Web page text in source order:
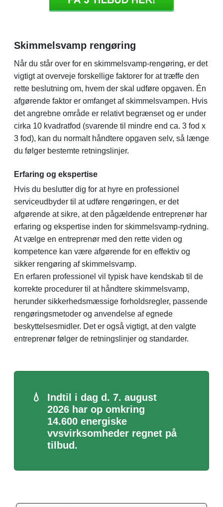
Skimmelsvamp rengøring
Når du står over for en skimmelsvamp-rengøring, er det
vigtigt at overveje forskellige faktorer for at træffe den
rette beslutning om, hvem der skal udføre opgaven. Én
afgørende faktor er omfanget af skimmelsvampen. Hvis
det angrebne område er relativt begrænset og er under
cirka 10 kvadratfod (svarende til mindre end ca. 3 fod x
3 fod), kan du normalt håndtere opgaven selv, så længe
du følger bestemte retningslinjer.
Erfaring og ekspertise
Hvis du beslutter dig for at hyre en professionel
serviceudbyder til at udføre rengøringen, er det
afgørende at sikre, at den pågældende entreprenør har
erfaring og ekspertise inden for skimmelsvamp-rydning.
At vælge en entreprenør med den rette viden og
kompetence kan være afgørende for en effektiv og
sikker rengøring af skimmelsvamp.
En erfaren professionel vil typisk have kendskab til de
korrekte procedurer til at håndtere skimmelsvamp,
herunder sikkerhedsmæssige forholdsregler, passende
rengøringsmetoder og anvendelse af egnede
beskyttelsesmidler. Det er også vigtigt, at den valgte
entreprenør følger de retningslinjer og standarder.
💧 Indtil i dag d. 7. august
2026 har op omkring
14.600 energiske
vvsvirksomheder regnet på
tilbud.